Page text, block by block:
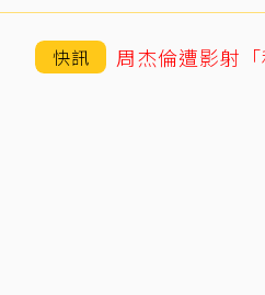
快訊 周杰倫遭影射